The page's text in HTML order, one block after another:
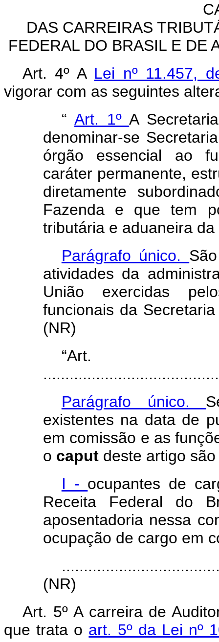
DAS CARREIRAS
FEDERAL DO BRASIL E DE
Art. 4º A Lei nº 11.457,
vigorar com as seguintes
“ Art. 1ºA
denominar-se
órgão essencial ao
caráter permanente,
diretamente
Fazenda e que tem
tributária e aduaneira da
Parágrafo único.
atividades da
União exercidas
funcionais da
(NR)
Parágrafo único.
existentes na data de
em comissão e as
o caput deste artigo
I - ocupantes de
Receita Federal do
aposentadoria nessa
ocupação de cargo em
(NR)
Art. 5º A carreira de
que trata o art. 5º da Lei nº